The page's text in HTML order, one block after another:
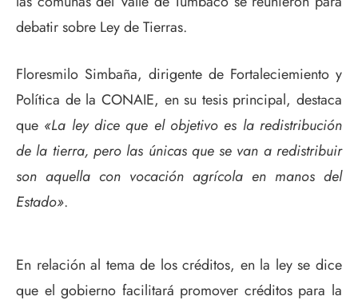
debatir sobre Ley de Tierras.
Floresmilo Simbaña, dirigente de Fortaleciemiento y
Política de la CONAIE, en su tesis principal, destaca
que «La ley dice que el objetivo es la redistribución
de la tierra, pero las únicas que se van a redistribuir
son aquella con vocación agrícola en manos del
Estado».
En relación al tema de los créditos, en la ley se dice
que el gobierno facilitará promover créditos para la